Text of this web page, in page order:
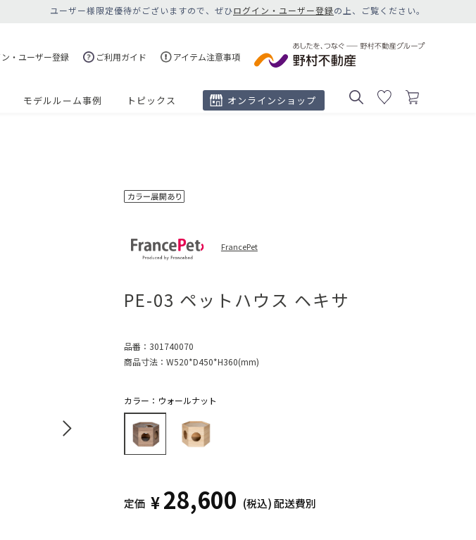
ユーザー様限定優待がございますので、ぜひログイン・ユーザー登録の上、ご覧ください。
・ユーザー登録 ご利用ガイド アイテム注意事項
モデルルーム事例 トピックス オンラインショップ
FrancePet
PE-03 ペットハウス ヘキサ
品番： 301740070
商品寸法： W520*D450*H360(mm)
カラー：ウォールナット
定価 ¥28,600 (税込)配送費別